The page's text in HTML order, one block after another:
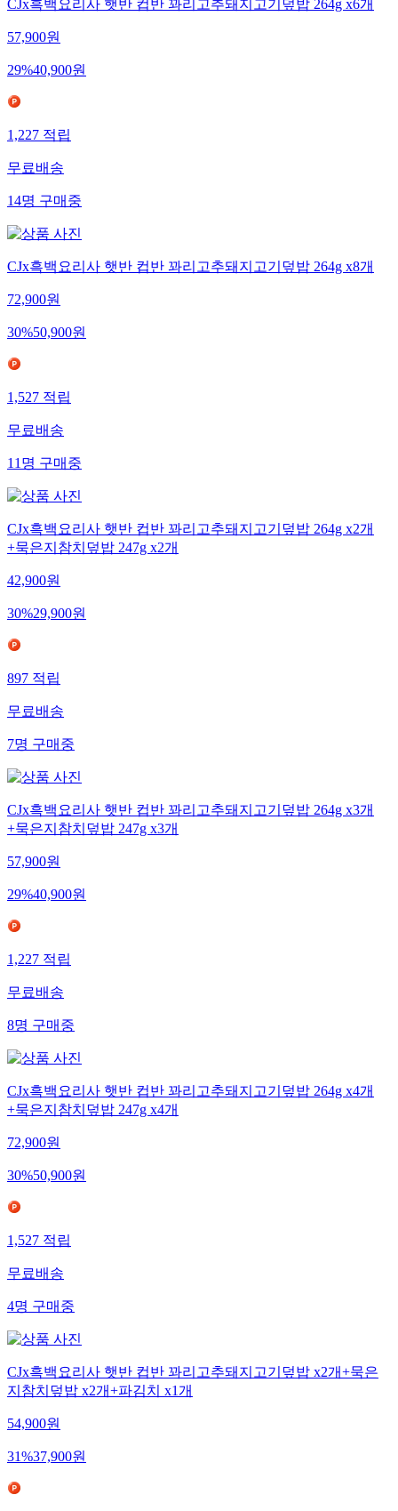
CJx흑백요리사 햇반 컵반 꽈리고추돼지고기덮밥 264g x6개
57,900원
29%40,900원
1,227 적립
무료배송
14명 구매중
CJx흑백요리사 햇반 컵반 꽈리고추돼지고기덮밥 264g x8개
72,900원
30%50,900원
1,527 적립
무료배송
11 명 구매중
CJx흑백요리사 햇반 컵반 꽈리고추돼지고기덮밥 264g x2개
+묵은지참치덮밥 247g x2개
42,900원
30%29,900원
897 적립
무료배송
7명 구매중
CJx흑백요리사 햇반 컵반 꽈리고추돼지고기덮밥 264g x3개
+묵은지참치덮밥 247g x3개
57,900원
29%40,900원
1,227 적립
무료배송
8명 구매중
CJx흑백요리사 햇반 컵반 꽈리고추돼지고기덮밥 264g x4개
+묵은지참치덮밥 247g x4개
72,900원
30%50,900원
1,527 적립
무료배송
4명 구매중
CJx흑백요리사 햇반 컵반 꽈리고추돼지고기덮밥 x2개+묵은
지참치덮밥 x2개+파김치 x1개
54,900원
31%37,900원